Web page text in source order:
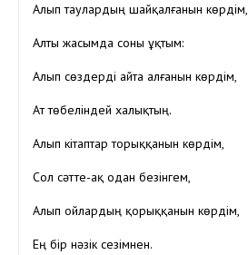
Алып таулардың шайқалғанын көрдім,
Алты жасымда соны ұқтым:
Алып сөздерді айта алғанын көрдім,
Ат төбеліндей халықтың.
Алып кітаптар торыққанын көрдім,
Сол сәтте-ақ одан безінгем,
Алып ойлардың қорыққанын көрдім,
Ең бір нәзік сезімнен.